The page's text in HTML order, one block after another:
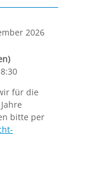
2026
für die
bitte per